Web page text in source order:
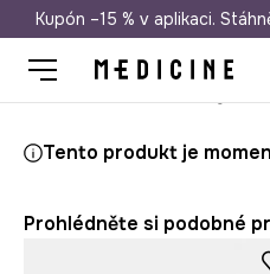
Doprava zdarma při
Kupón –15 % v aplikaci.
Tento produkt je
Prohlédněte si podobné